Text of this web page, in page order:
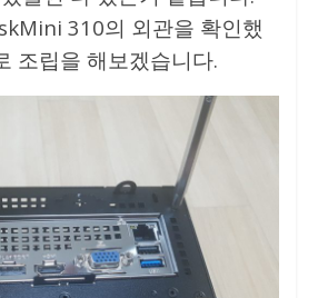
310의 외관을 확인했
조립을 해보겠습니다.